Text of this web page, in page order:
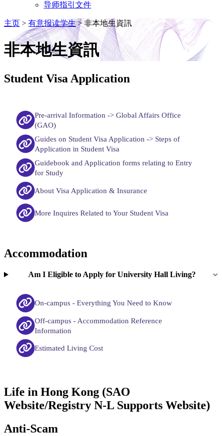
导师指引文件
主页 > 有意报读学生>非本地生資訊
非本地生資訊
Student Visa Application
Pre-arrival Information -> Global Affairs Office
(GAO)
Guides on Student Visa Application -> Steps of
Application in Student Visa
Guidebook and Application forms relating to Entry
for Study
About Visa Application & Insurance
More Inquires Related to Your Student Visa
Accommodation
Am I Eligible to Apply for University Hall Living?
On-campus - Everything You Need to Know
Off-campus - Accommodation Reference
Information
Estimated Living Cost
Life in Hong Kong (SAO
Website/Registry N-L Supports Website)
Anti-Scam